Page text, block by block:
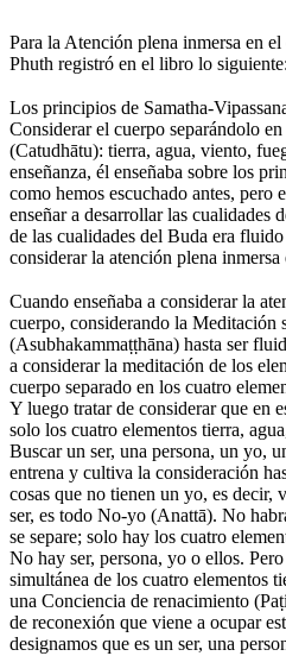
Para la Atención plena inmersa en
Phuth registró en el libro lo siguiente:
Los principios de Samatha-
Considerar el cuerpo separándolo
(Catudhātu): tierra, agua, viento,
enseñanza, él enseñaba sobre los
como hemos escuchado antes, pero
enseñar a desarrollar las cualidades
de las cualidades del Buda era
considerar la atención plena inmersa
Cuando enseñaba a considerar la
cuerpo, considerando la Meditación
(Asubhakammaṭṭhāna) hasta ser
a considerar la meditación de los
cuerpo separado en los cuatro
Y luego tratar de considerar que en
solo los cuatro elementos tierra,
Buscar un ser, una persona, un yo,
entrena y cultiva la consideración
cosas que no tienen un yo, es decir,
ser, es todo No-yo (Anattā). No
se separe; solo hay los cuatro
No hay ser, persona, yo o ellos.
simultánea de los cuatro elementos
una Conciencia de renacimiento
de reconexión que viene a ocupar
designamos que es un ser, una